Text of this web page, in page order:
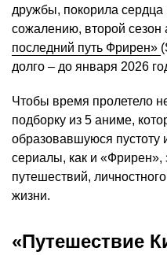
дружбы, покорила сердца
сожалению, второй сезон
последний путь Фрирен»
долго – до января 2026
Чтобы время пролетело
подборку из 5 аниме,
образовавшуюся пустоту
сериалы, как и
путешествий,
жизни.
«Путешествие